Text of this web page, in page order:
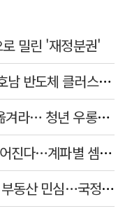
로 밀린 '재정분권'
靑 "연내 메가특구특별법 제정…호남 반도체 클러스터 속도"
장동혁 "민주당사부터 폐버스로 옮겨라… 청년 우롱하는 아무 말 대잔치"
호남·수도권 두고 與 최고 혈투 벌어진다…계파별 셈법은?
'버스 하우스' 황희 사과에도 성난 부동산 민심…국정 동력 빨간불